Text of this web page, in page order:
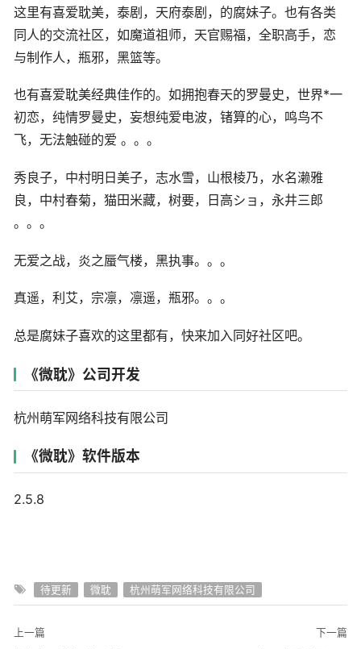
这里有喜爱耽美，泰剧，天府泰剧，的腐妹子。也有各类
同人的交流社区，如魔道祖师，天官赐福，全职高手，恋
与制作人，瓶邪，黑篮等。
也有喜爱耽美经典佳作的。如拥抱春天的罗曼史，世界*一
初恋，纯情罗曼史，妄想纯爱电波，锗算的心，鸣鸟不
飞，无法触碰的爱 。。。
秀良子，中村明日美子，志水雪，山根棱乃，水名濑雅
良，中村春菊，猫田米藏，树要，日高ショ，永井三郎
。。。
无爱之战，炎之蜃气楼，黑执事。。。
真遥，利艾，宗凛，凛遥，瓶邪。。。
总是腐妹子喜欢的这里都有，快来加入同好社区吧。
《微耽》公司开发
杭州萌军网络科技有限公司
《微耽》软件版本
2.5.8
待更新 微耽 杭州萌军网络科技有限公司
上一篇 下一篇